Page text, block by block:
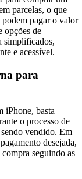
parcelas, o que
podem pagar o valor
opções de
simplificados,
e acessível.
para
iPhone, basta
o processo de
vendido. Em
desejada,
seguindo as